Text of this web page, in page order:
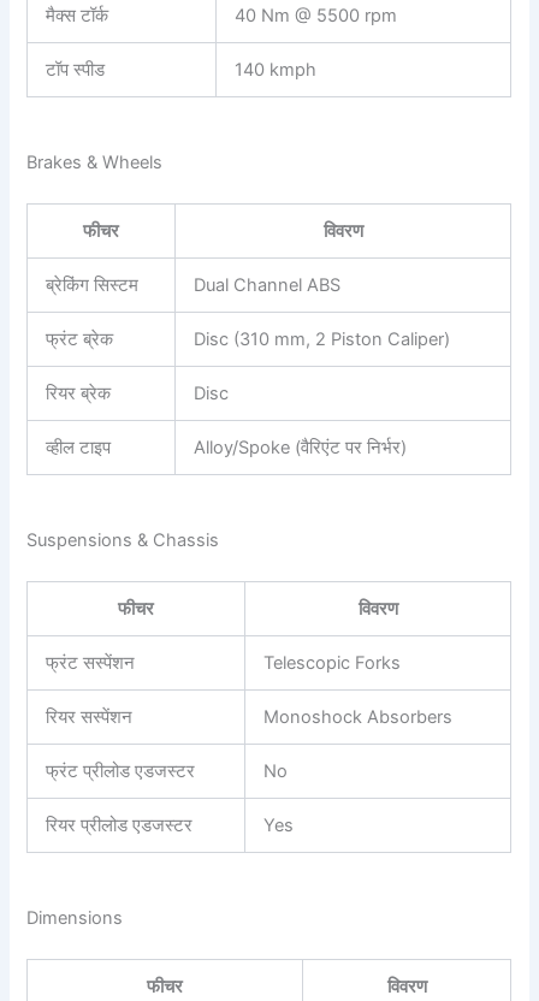
मैक्स टॉर्क 40 Nm @ 5500 rpm
टॉप स्पीड 140 kmph
Brakes & Wheels
फीचर विवरण
ब्रेकिंग सिस्टम Dual Channel ABS
फ्रंट ब्रेक Disc (310 mm, 2 Piston Caliper)
रियर ब्रेक Disc
व्हील टाइप Alloy/Spoke (वैरिएंट पर निर्भर)
Suspensions & Chassis
फीचर विवरण
फ्रंट सस्पेंशन Telescopic Forks
रियर सस्पेंशन Monoshock Absorbers
फ्रंट प्रीलोड एडजस्टर No
रियर प्रीलोड एडजस्टर Yes
Dimensions
फीचर विवरण